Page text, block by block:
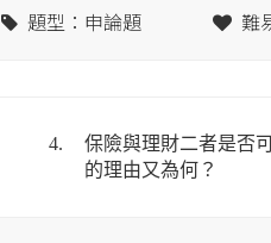
題型：申論題 難
4.
保險與理財二者是否
的理由又為何？